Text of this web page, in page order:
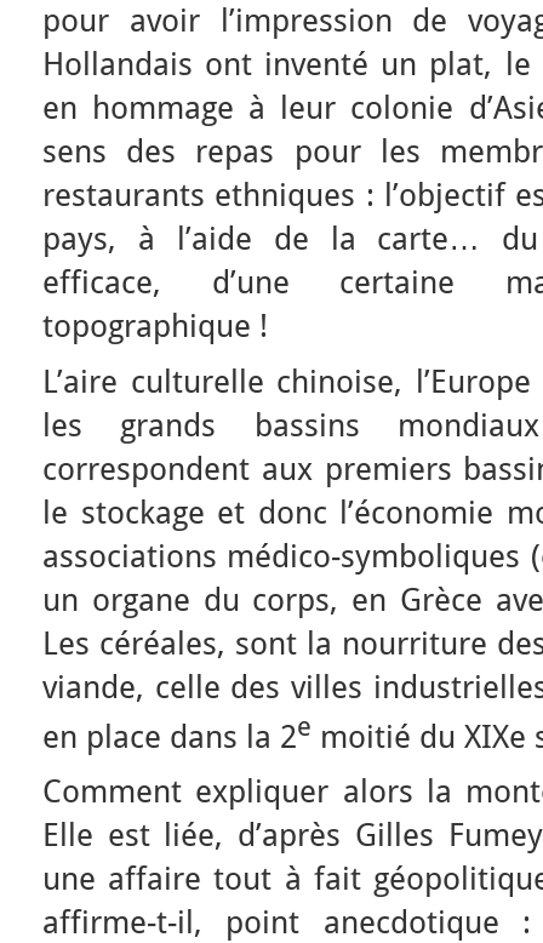
pour avoir l’impression de
Hollandais ont inventé un plat, le
en hommage à leur colonie
sens des repas pour les
restaurants ethniques : l’objectif
pays, à l’aide de la carte…
efficace, d’une certaine
topographique !
L’aire culturelle chinoise,
les grands bassins
correspondent aux premiers
le stockage et donc l’économie
associations médico-symboliques
un organe du corps, en Grèce
Les céréales, sont la nourriture
viande, celle des villes
en place dans la 2e moitié du XIXe
Comment expliquer alors la
Elle est liée, d’après Gilles
une affaire tout à fait
affirme-t-il, point anecdotique